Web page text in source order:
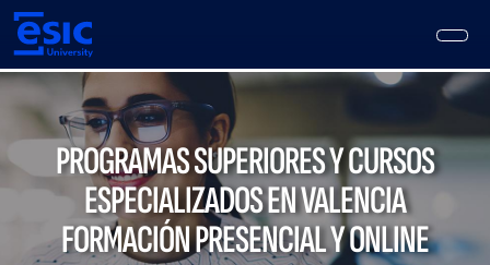
Pasar
contenido
principal
Main
PROGRAMAS SUPERIORES Y CURSOS
ESPECIALIZADOS EN VALENCIA
FORMACIÓN PRESENCIAL Y ONLINE